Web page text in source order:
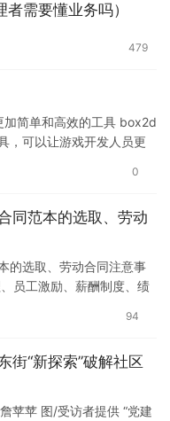
需要懂业务吗）
479
简单和高效的工具 box2d
，可以让游戏开发人员更
0
同范本的选取、劳动
的选取、劳动合同注意事
员工激励、薪酬制度、绩
94
街“新探索”破解社区
苹苹 图/受访者提供 “党建